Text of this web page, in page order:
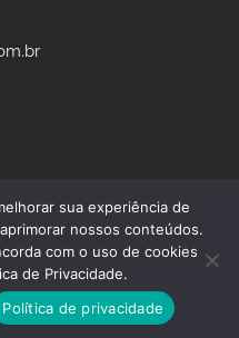
3126-8181
sua experiência de
nossos conteúdos.
com o uso de cookies
de Privacidade.
Política de privacidade